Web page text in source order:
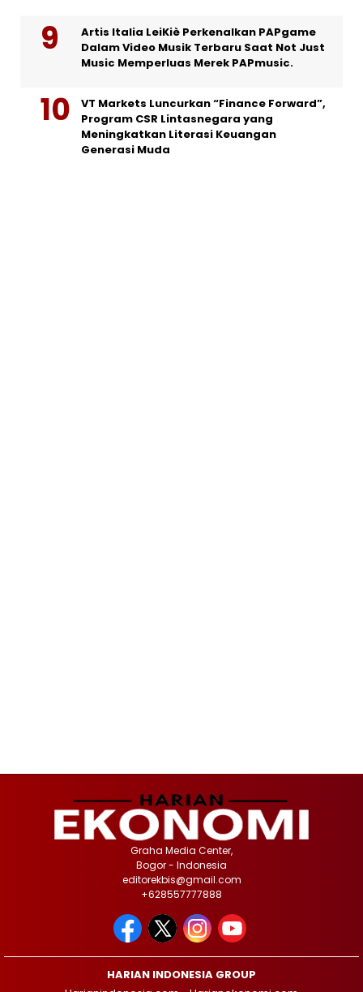
Artis Italia LeiKiè Perkenalkan PAPgame
Dalam Video Musik Terbaru Saat Not Just
Music Memperluas Merek PAPmusic.
VT Markets Luncurkan “Finance Forward”,
Program CSR Lintasnegara yang
Meningkatkan Literasi Keuangan
Generasi Muda
Graha Media Center,
Bogor - Indonesia
editorekbis@gmail.com
+628557777888
HARIAN INDONESIA GROUP